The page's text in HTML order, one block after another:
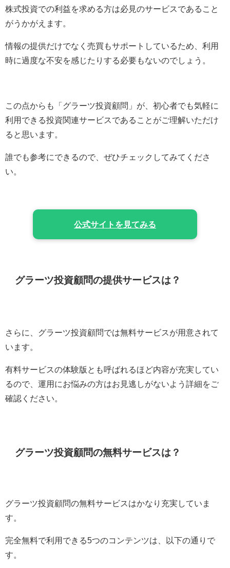
株式投資での利益を求める方は必見のサービスであること
がうかがえます。
情報の提供だけでなく売買もサポートしているため、利用
時に過度な不安を感じたりする必要もないのでしょう。
この点からも「グラーツ投資顧問」が、初心者でも気軽に
利用できる投資関連サービスであることがご理解いただけ
ると思います。
誰でも参考にできるので、ぜひチェックしてみてくださ
い。
公式サイトを見てみる
グラーツ投資顧問の提供サービスは？
さらに、グラーツ投資顧問では無料サービスが用意されて
います。
有料サービスの体験版とも呼ばれるほど内容が充実してい
るので、運用にお悩みの方はお見逃しがないよう詳細をご
確認ください。
グラーツ投資顧問の無料サービスは？
グラーツ投資顧問の無料サービスはかなり充実していま
す。
完全無料で利用できる5つのコンテンツは、以下の通りで
す。